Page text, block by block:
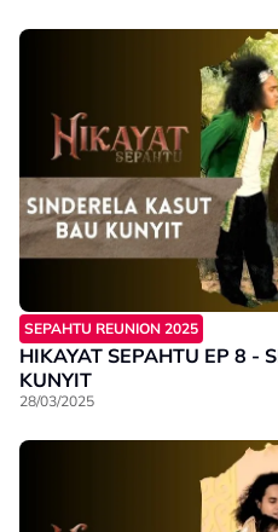
SEPAHTU REUNION 2025
HIKAYAT SEPAHTU EP 8 -
KUNYIT
28/03/2025